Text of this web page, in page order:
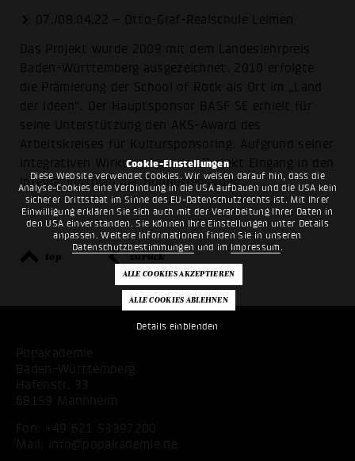
Cookie-Einstellungen
Diese Website verwendet Cookies. Wir weisen darauf hin, dass die
Analyse-Cookies eine Verbindung in die USA aufbauen und die USA kein
sicherer Drittstaat im Sinne des EU-Datenschutzrechts ist. Mit Ihrer
Einwilligung erklären Sie sich auch mit der Verarbeitung Ihrer Daten in
den USA einverstanden. Sie können Ihre Einstellungen unter Details
anpassen. Weitere Informationen finden Sie in unseren
Datenschutzbestimmungen und im Impressum .
Details einblenden
07./08.04.22 – Otto-Graf-Realschule Leimen
Das Projekt wurde 2009 mit dem Landeslehrpreis
Baden-Württemberg ausgezeichnet. 2010 erfolgte
die Prämierung der School of Rock als Ort im „Land
der Ideen“. Der Hauptsponsor BASF SE erhielt für
seine Unterstützung den AKS-Award des
Arbeitskreises für Kultursponsoring. Aufgrund seiner
integrativen Wirkung fand das Projekt Eingang in den
Integrationsplan der Bundesregierung.
top zurück
Popakademie
Baden-Württemberg
Hafenstr. 33
68159 Mannheim
Fon:
+49 621 53397200
Mail:
info@popakademie.de